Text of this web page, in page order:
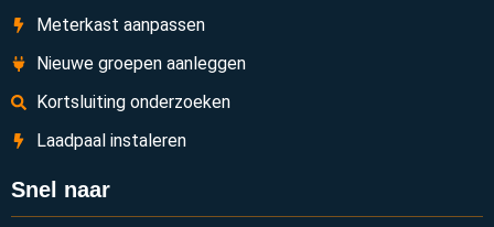
Meterkast aanpassen
Nieuwe groepen aanleggen
Kortsluiting onderzoeken
Laadpaal instaleren
Snel naar